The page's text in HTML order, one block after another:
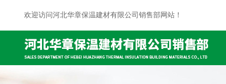
欢迎访问河北华章保温建材有限公司销售部网站！